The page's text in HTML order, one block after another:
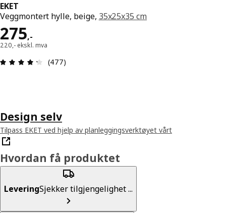
EKET
Veggmontert hylle, beige, 35x25x35 cm
275,-
Pris 275,-
220,- ekskl. mva
Produktomtale: 4.3 ingen kundevurdering 5
(477)
Design selv
Tilpass EKET ved hjelp av planleggingsverktøyet vårt
Hvordan få produktet
LeveringSjekker tilgjengelighet ...